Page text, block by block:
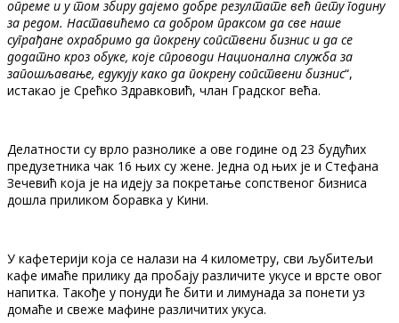
опреме и у том збиру дајемо добре резултате већ пету годину
за редом. Наставићемо са добром праксом да све наше
суграђане охрабримо да покрену сопствени бизнис и да се
додатно кроз обуке, које спроводи Национална служба за
запошљавање, едукују како да покрену сопствени бизнис“,
истакао је Срећко Здравковић, члан Градског већа.
Делатности су врло разнолике а ове године од 23 будућих
предузетника чак 16 њих су жене. Једна од њих је и Стефана
Зечевић која је на идеју за покретање сопственог бизниса
дошла приликом боравка у Кини.
У кафетерији која се налази на 4 километру, сви љубитељи
кафе имаће прилику да пробају различите укусе и врсте овог
напитка. Такође у понуди ће бити и лимунада за понети уз
домаће и свеже мафине различитих укуса.